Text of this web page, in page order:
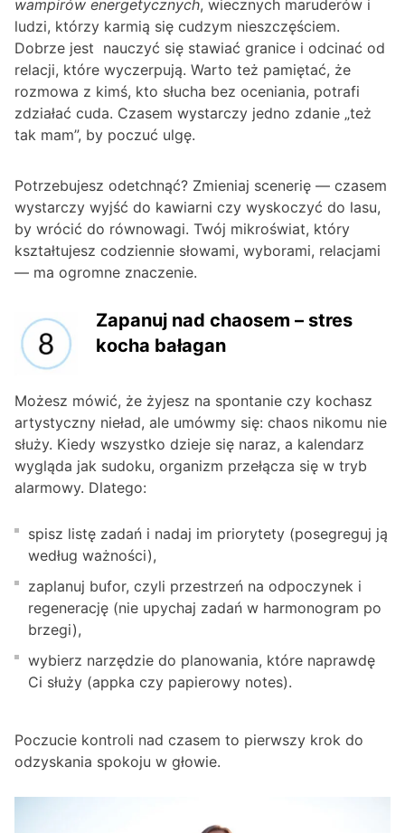
wampirów energetycznych, wiecznych maruderów i
ludzi, którzy karmią się cudzym nieszczęściem.
Dobrze jest nauczyć się stawiać granice i odcinać od
relacji, które wyczerpują. Warto też pamiętać, że
rozmowa z kimś, kto słucha bez oceniania, potrafi
zdziałać cuda. Czasem wystarczy jedno zdanie „też
tak mam”, by poczuć ulgę.
Potrzebujesz odetchnąć? Zmieniaj scenerię — czasem
wystarczy wyjść do kawiarni czy wyskoczyć do lasu,
by wrócić do równowagi. Twój mikroświat, który
kształtujesz codziennie słowami, wyborami, relacjami
— ma ogromne znaczenie.
Zapanuj nad chaosem – stres
kocha bałagan
Możesz mówić, że żyjesz na spontanie czy kochasz
artystyczny nieład, ale umówmy się: chaos nikomu nie
służy. Kiedy wszystko dzieje się naraz, a kalendarz
wygląda jak sudoku, organizm przełącza się w tryb
alarmowy. Dlatego:
spisz listę zadań i nadaj im priorytety (posegreguj ją
według ważności),
zaplanuj bufor, czyli przestrzeń na odpoczynek i
regenerację (nie upychaj zadań w harmonogram po
brzegi),
wybierz narzędzie do planowania, które naprawdę
Ci służy (appka czy papierowy notes).
Poczucie kontroli nad czasem to pierwszy krok do
odzyskania spokoju w głowie.